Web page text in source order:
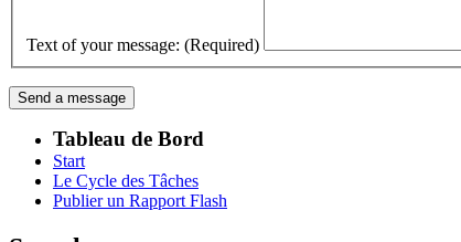
Text of your message: (Required)
Tableau de Bord
Start
Le Cycle des Tâches
Publier un Rapport Flash